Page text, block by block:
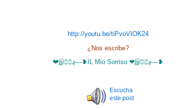
http://youtu.be/tiPvoVIOK24
¿Nos escribe?
❤இڿڰۣ---❥IL Mio Sorriso ❤இڿڰۣ---❥
Escucha
este post